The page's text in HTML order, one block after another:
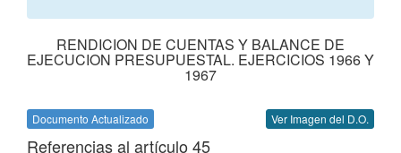
RENDICION DE CUENTAS Y BALANCE DE
EJECUCION PRESUPUESTAL. EJERCICIOS 1966 Y
1967
Documento Actualizado Ver Imagen del D.O.
Referencias al artículo 45